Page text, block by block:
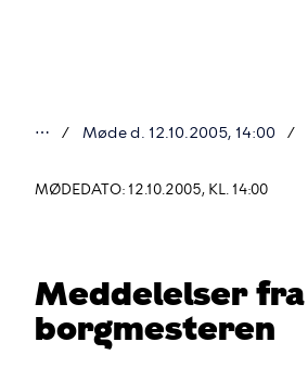
er
⋯ Møde d. 12.10.2005, 14:00
MØDEDATO: 12.10.2005, KL. 14:00
Meddelelser fra
borgmesteren